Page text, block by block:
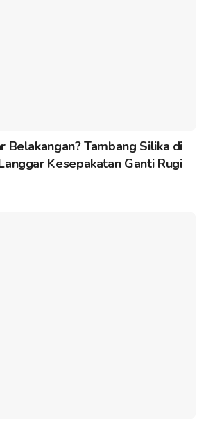
Belakangan? Tambang Silika di
Kesepakatan Ganti Rugi